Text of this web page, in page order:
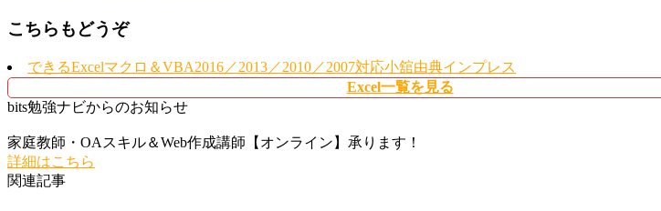
こちらもどうぞ
できるExcelマクロ＆VBA2016／2013／2010／2007対応小舘由典インプレス
Excel一覧を見る
bits勉強ナビからのお知らせ
家庭教師・OAスキル＆Web作成講師【オンライン】承ります！
詳細はこちら
関連記事